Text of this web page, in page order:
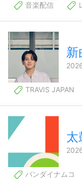
音楽配信
新
TRAVIS JAPAN
太
バンダイナムコ